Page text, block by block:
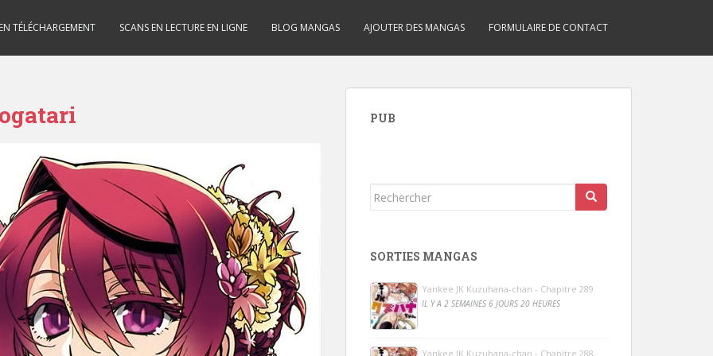
TÉLÉCHARGEMENT SCANS EN LECTURE EN LIGNE BLOG MANGAS AJOUTER DES MANGAS FORMULAIRE DE CONTACT
PUB
Rechercher...
SORTIES MANGAS
Yankee JK Kuzuhana-chan - Chapitre 289
IL Y A 2 SEMAINES 6 JOURS 20 HEURES
Yankee JK Kuzuhana-chan - Chapitre 288